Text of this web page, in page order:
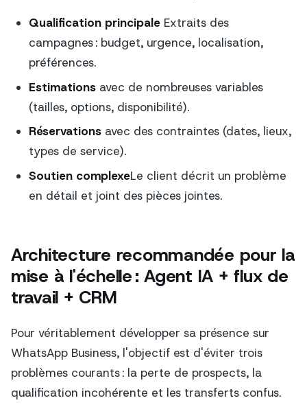
Qualification principaleExtraits des
campagnes : budget, urgence, localisation,
préférences.
Estimationsavec de nombreuses variables
(tailles, options, disponibilité).
Réservationsavec des contraintes (dates, lieux,
types de service).
Soutien complexeLe client décrit un problème
en détail et joint des pièces jointes.
Architecture recommandée pour la
mise à l'échelle : Agent IA + flux de
travail + CRM
Pour véritablement développer sa présence sur
WhatsApp Business, l'objectif est d'éviter trois
problèmes courants : la perte de prospects, la
qualification incohérente et les transferts confus.